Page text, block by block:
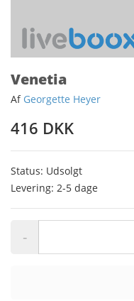
Venetia
Af Georgette Heyer
416 DKK
Status: Udsolgt
Levering: 2-5 dage
-